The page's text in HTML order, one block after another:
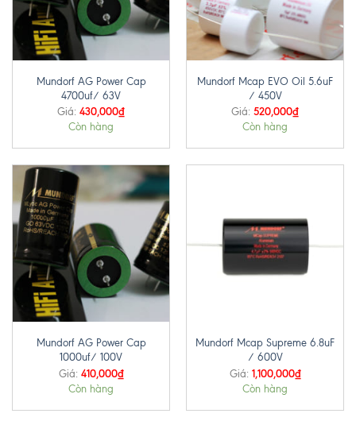
Mundorf AG Power Cap
4700uf/ 63V
Giá: 430,000₫
Còn hàng
Mundorf Mcap EVO Oil 5.6uF
/ 450V
Giá: 520,000₫
Còn hàng
Mundorf AG Power Cap
1000uf/ 100V
Giá: 410,000₫
Còn hàng
Mundorf Mcap Supreme 6.8uF
/ 600V
Giá: 1,100,000₫
Còn hàng